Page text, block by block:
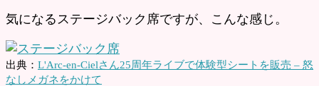
気になるステージバック席ですが、こんな感じ。
出典： L'Arc-en-Cielさん25周年ライブで体験型シートを販売 – 怒
なしメガネをかけて